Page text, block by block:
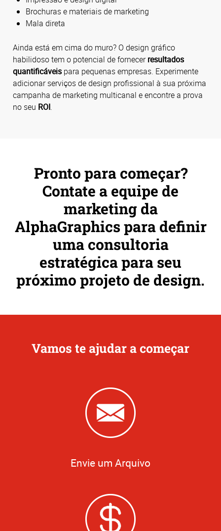
Brochuras e materiais de marketing
Mala direta
Ainda está em cima do muro? O design gráfico
habilidoso tem o potencial de fornecerresultados
quantificáveis para pequenas empresas. Experimente
adicionar serviços de design profissional à sua próxima
campanha de marketing multicanal e encontre a prova
no seu ROI.
Pronto para começar?
Contate a equipe de
marketing da
AlphaGraphics para definir
uma consultoria
estratégica para seu
próximo projeto de design.
Vamos te ajudar a começar
Envie um Arquivo